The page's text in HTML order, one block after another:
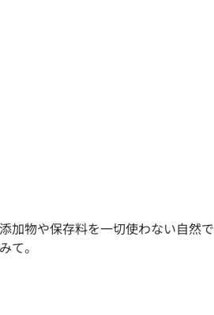
加物や保存料を一切使わない自然で
て。